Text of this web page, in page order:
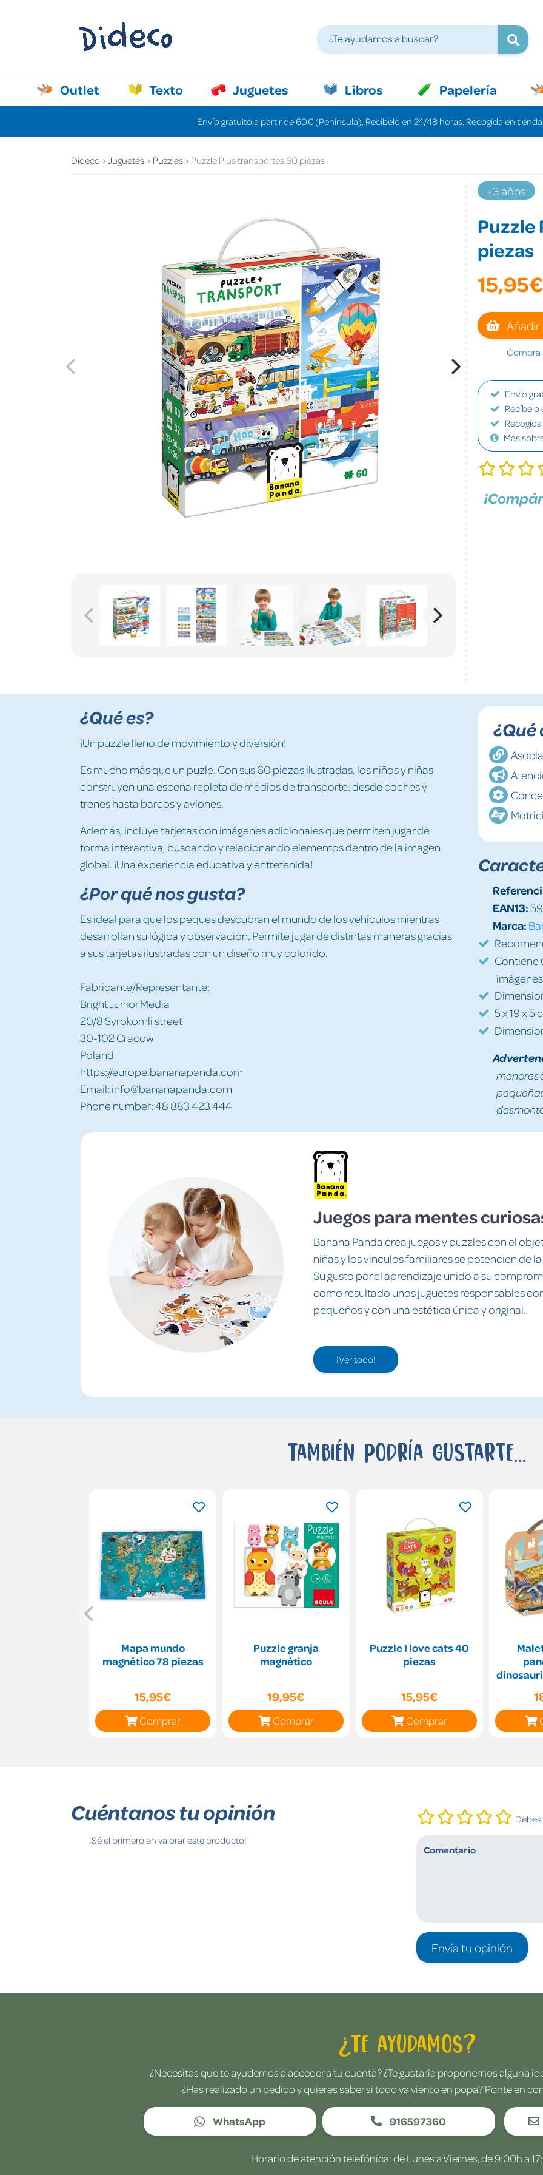
Outlet Texto Juguetes Libros Papelería
Envío gratuito a partir de 60€ (Península). Recíbelo en 24/48 horas. Recogida en
Dideco Juguetes Puzzles Puzzle Plus transportes 60 piezas
+3 años
Puzzle
piezas
15,95€
Añadir
Compra
Envío
Recíbelo
Más
¿Qué es?
¡Un puzzle lleno de movimiento y diversión!
Es mucho más que un puzle. Con sus 60 piezas ilustradas, los niños y niñas
construyen una escena repleta de medios de transporte: desde coches y
trenes hasta barcos y aviones.
Además, incluye tarjetas con imágenes adicionales que permiten jugar de
forma interactiva, buscando y relacionando elementos dentro de la imagen
global. ¡Una experiencia educativa y entretenida!
¿Por qué nos gusta?
Es ideal para que los peques descubran el mundo de los vehículos mientras
desarrollan su lógica y observación. Permite jugar de distintas maneras gracias
a sus tarjetas ilustradas con un diseño muy colorido.
Fabricante/Representante:
Bright Junior Media
20/8 Syrokomli street
30-102 Cracow
Poland
https://europe.bananapanda.com
Email: info@bananapanda.com
Phone number: 48 883 423 444
¿Qué
EAN13:
Marca:
Contiene
5 x 19 x 5
menores
Juegos para mentes
Banana Panda crea juegos y puzzles con el
niñas y los vinculos familiares se potencien de
Su gusto por el aprendizaje unido a su
como resultado unos juguetes responsables
pequeños y con una estética única y original.
¡Ver todo!
También podría gustarte...
Mapa mundo
magnético 78 piezas
15,95€
Comprar
Puzzle granja
magnético
19,95€
Comprar
Puzzle I love cats 40
piezas
15,95€
Comprar
Cuéntanos tu opinión
¡Sé el primero en valorar este producto!
Envía tu opinión
¿Te ayudamos?
¿Necesitas que te ayudemos a acceder a tu cuenta? ¿Te gustaría proponernos alguna
¿Has realizado un pedido y quieres saber si todo va viento en popa? Ponte en
WhatsApp 916597360
Horario de atención telefónica: de Lunes a Viernes, de 9:00h a